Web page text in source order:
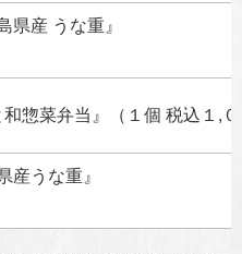
県産 うな重』
惣菜弁当』（１個 税込１ ,
産うな重』